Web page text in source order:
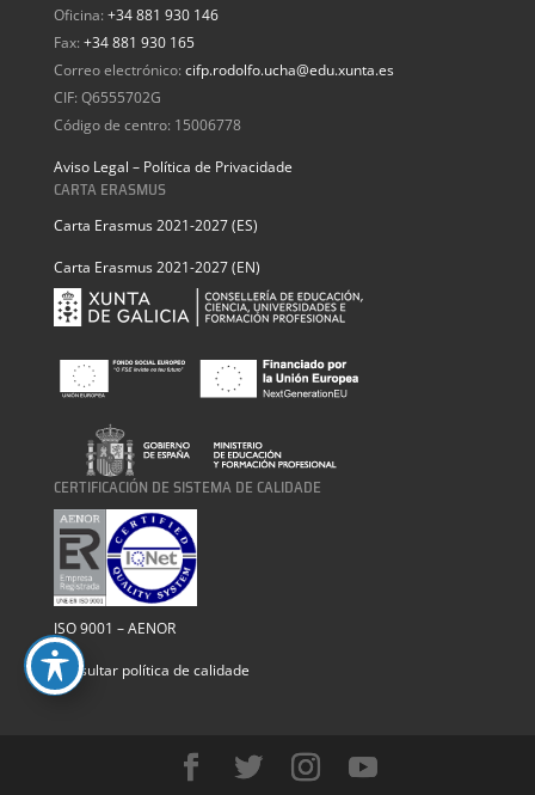
Oficina: +34 881 930 146
Fax: +34 881 930 165
Correo electrónico: cifp.rodolfo.ucha@edu.xunta.es
CIF: Q6555702G
Código de centro: 15006778
Aviso Legal – Política de Privacidade
CARTA ERASMUS
Carta Erasmus 2021-2027 (ES)
Carta Erasmus 2021-2027 (EN)
CERTIFICACIÓN DE SISTEMA DE CALIDADE
ISO 9001 – AENOR
Consultar política de calidade